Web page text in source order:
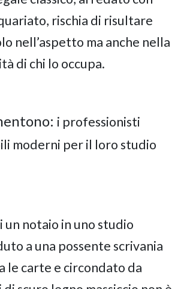
rischia di risultare
nell’aspetto ma anche nella
di chi lo occupa.
i professionisti
moderni per il loro studio
un notaio in uno studio
a una possente scrivania
le carte e circondato da